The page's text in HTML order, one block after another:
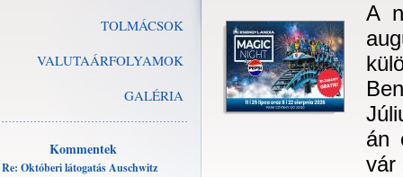
TOLMÁCSOK
VALUTAÁRFOLYAMOK
GALÉRIA
Kommentek
Re: Októberi látogatás Auschwitz
A
án
vár